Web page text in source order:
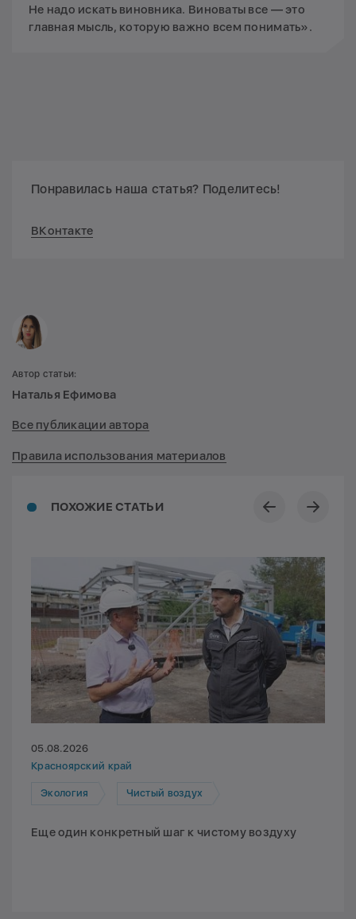
Не надо искать виновника. Виноваты все — это
главная мысль, которую важно всем понимать».
Понравилась наша статья? Поделитесь!
ВКонтакте
ПОХОЖИЕ СТАТЬИ
05.08.2026
Красноярский край
Экология Чистый воздух
Еще один конкретный шаг к чистому воздуху
Автор статьи:
Наталья Ефимова
Все публикации автора
Правила использования материалов